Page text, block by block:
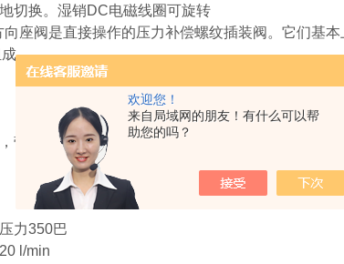
欢迎您！
来自局域网的朋友！有什么可以帮
助您的吗？
切换。湿销DC电磁线圈可旋转
向座阀是直接操作的压力补偿螺纹插装阀。它们基
。
2/2方
带电磁阀驱动
力350巴
l/min